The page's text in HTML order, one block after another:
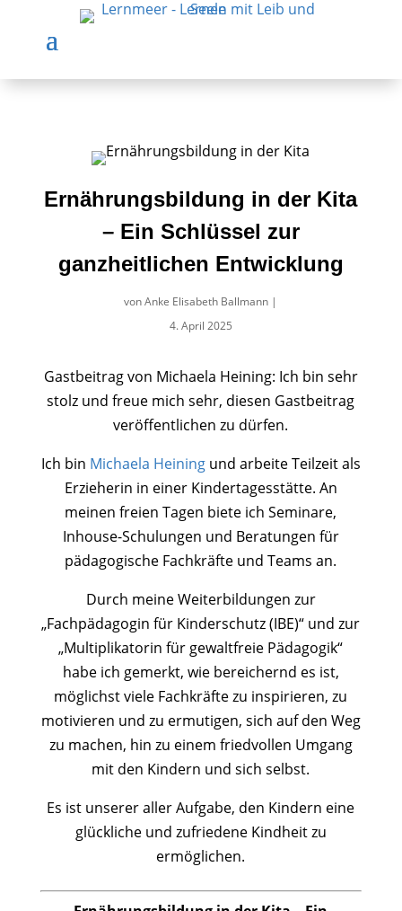
Ernährungsbildung in der Kita
– Ein Schlüssel zur
ganzheitlichen Entwicklung
vonAnke Elisabeth Ballmann |
4. April 2025
Gastbeitrag von Michaela Heining: Ich bin sehr
stolz und freue mich sehr, diesen Gastbeitrag
veröffentlichen zu dürfen.
Ich bin Michaela Heiningund arbeite Teilzeit als
Erzieherin in einer Kindertagesstätte. An
meinen freien Tagen biete ich Seminare,
Inhouse-Schulungen und Beratungen für
pädagogische Fachkräfte und Teams an.
Durch meine Weiterbildungen zur
„Fachpädagogin für Kinderschutz (IBE)“ und zur
„Multiplikatorin für gewaltfreie Pädagogik“
habe ich gemerkt, wie bereichernd es ist,
möglichst viele Fachkräfte zu inspirieren, zu
motivieren und zu ermutigen, sich auf den Weg
zu machen, hin zu einem friedvollen Umgang
mit den Kindern und sich selbst.
Es ist unserer aller Aufgabe, den Kindern eine
glückliche und zufriedene Kindheit zu
ermöglichen.